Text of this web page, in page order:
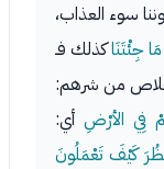
سوء العذاب،
جِئْتَنَاكذلك فـ
فِي الأرْضِأي:
كَيْفَ تَعْمَلُونَ